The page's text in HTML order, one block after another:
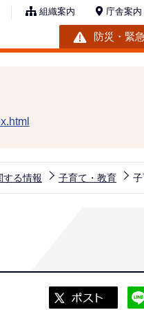
組織案内 庁舎案内
防災・緊
する情報 子育て・教育